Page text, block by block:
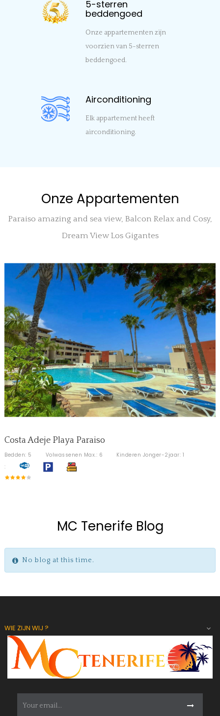
5-sterren
beddengoed
Onze appartementen zijn
voorzien van 5-sterren
beddengoed.
Airconditioning
Elk appartement heeft
airconditioning.
Onze Appartementen
Paraiso amazing and sea view, Balcon Relax and Cosy,
Dream View Los Gigantes
Costa Adeje Playa Paraiso
Bedden: 5 Volwassenen Max.: 6
Kinderen Jonger-2jaar: 1
:
MC Tenerife Blog
No blog at this time.
WIE ZIJN WIJ ? 